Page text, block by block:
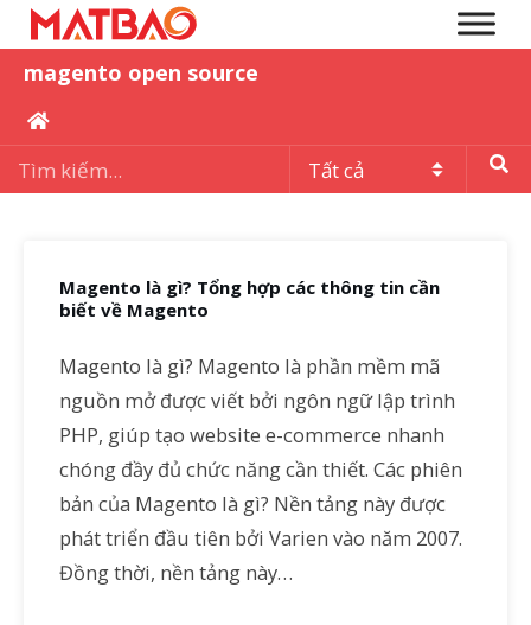
magento open source
Magento là gì? Tổng hợp các thông tin cần
biết về Magento
Magento là gì? Magento là phần mềm mã
nguồn mở được viết bởi ngôn ngữ lập trình
PHP, giúp tạo website e-commerce nhanh
chóng đầy đủ chức năng cần thiết. Các phiên
bản của Magento là gì? Nền tảng này được
phát triển đầu tiên bởi Varien vào năm 2007.
Đồng thời, nền tảng này…